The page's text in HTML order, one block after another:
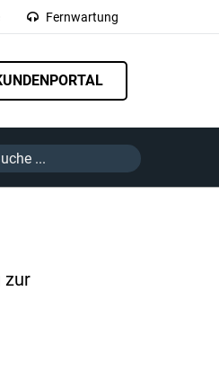
Fernwartung
zur